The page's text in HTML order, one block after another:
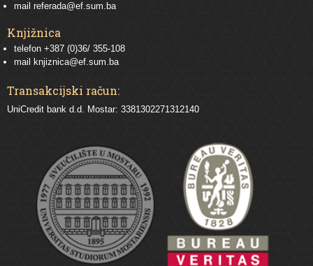
mail referada@ef.sum.ba
Knjižnica
telefon +387 (0)36/ 355-108
mail
knjiznica@ef.sum.ba
Transakcijski račun:
UniCredit bank d.d. Mostar: 3381302271312140